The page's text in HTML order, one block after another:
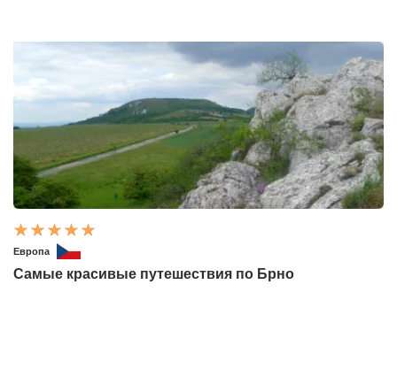
Европа
Самые красивые путешествия по Брно